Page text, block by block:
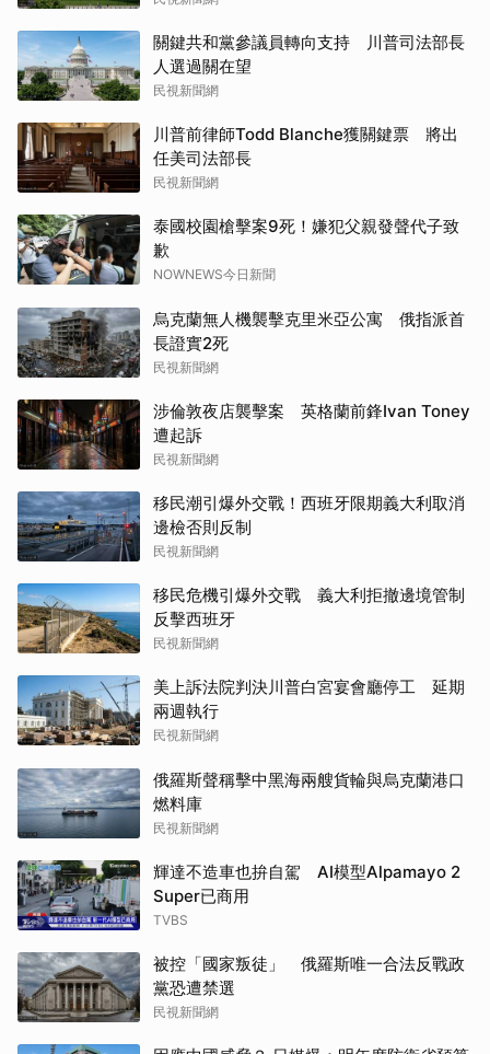
關鍵共和黨參議員轉向支持 川普司法部長
人選過關在望
民視新聞網
川普前律師Todd Blanche獲關鍵票 將出
任美司法部長
民視新聞網
泰國校園槍擊案9死！嫌犯父親發聲代子致
歉
NOWNEWS今日新聞
烏克蘭無人機襲擊克里米亞公寓 俄指派首
長證實2死
民視新聞網
涉倫敦夜店襲擊案 英格蘭前鋒Ivan Toney
遭起訴
民視新聞網
移民潮引爆外交戰！西班牙限期義大利取消
邊檢否則反制
民視新聞網
移民危機引爆外交戰 義大利拒撤邊境管制
反擊西班牙
民視新聞網
美上訴法院判決川普白宮宴會廳停工 延期
兩週執行
民視新聞網
俄羅斯聲稱擊中黑海兩艘貨輪與烏克蘭港口
燃料庫
民視新聞網
輝達不造車也拚自駕 AI模型Alpamayo 2
Super已商用
TVBS
被控「國家叛徒」 俄羅斯唯一合法反戰政
黨恐遭禁選
民視新聞網